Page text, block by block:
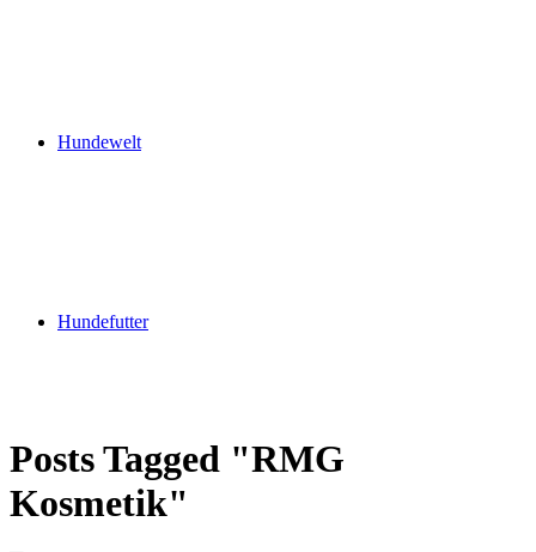
Hundewelt
Hundefutter
Posts Tagged "RMG
Kosmetik"